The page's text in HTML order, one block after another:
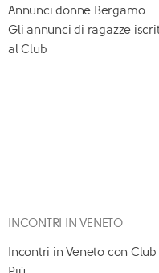
Annunci donne Bergamo
Gli annunci di ragazze
al Club
INCONTRI IN VENETO
Incontri in Veneto con Club